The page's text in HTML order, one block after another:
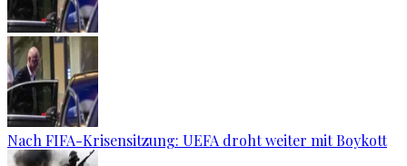
Nach FIFA-Krisensitzung: UEFA droht weiter mit Boykott